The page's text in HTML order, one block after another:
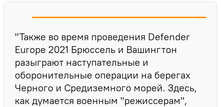
"Также во время проведения Defender
Europe 2021 Брюссель и Вашингтон
разыграют наступательные и
оборонительные операции на берегах
Черного и Средиземного морей. Здесь,
как думается военным "режиссерам",